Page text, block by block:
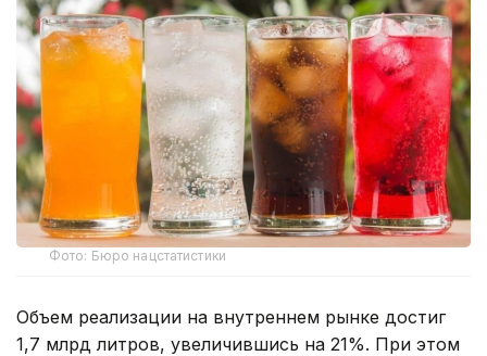
Фото: Бюро нацстатистики
Объем реализации на внутреннем рынке достиг
1,7 млрд литров, увеличившись на 21%. При этом